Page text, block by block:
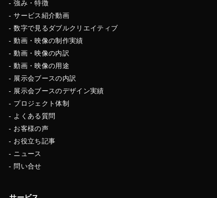
強み・特徴
サービス紹介動画
数字で見るダブルクリエイティブ
動画・映像の制作実績
動画・映像の内訳
動画・映像の用途
展示会ブースの内訳
展示会ブースのデザイン実績
プロジェクト体制
よくある質問
お客様の声
お役立ち記事
ニュース
問い合せ